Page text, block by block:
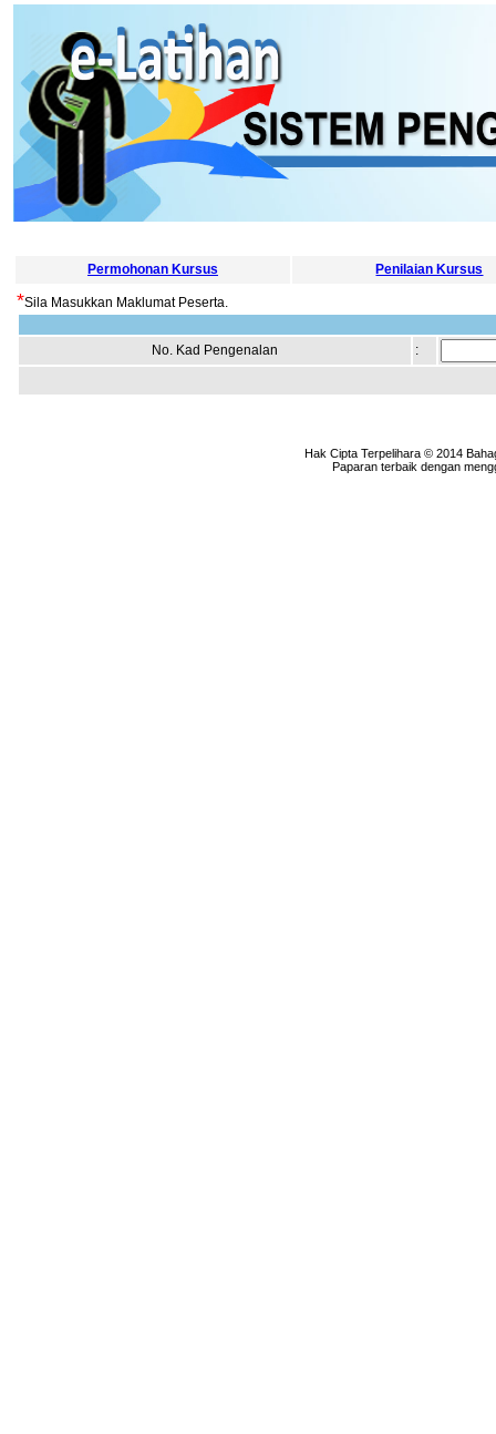
Permohonan Kursus Penilaian Kursus
*Sila Masukkan Maklumat Peserta.
No. Kad Pengenalan :
Hak Cipta Terpelihara © 2014
Paparan terbaik dengan